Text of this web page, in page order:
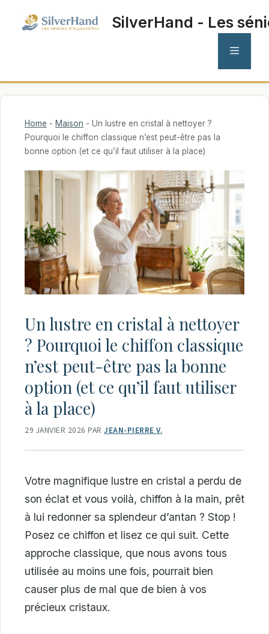
SilverHand - Les
MENU
Home - Maison - Un lustre en cristal à nettoyer ?
Pourquoi le chiffon classique n’est peut-être pas la
bonne option (et ce qu’il faut utiliser à la place)
Un lustre en cristal à nettoyer
? Pourquoi le chiffon classique
n’est peut-être pas la bonne
option (et ce qu’il faut utiliser
à la place)
29 JANVIER 2026 PAR JEAN-PIERRE V.
Votre magnifique lustre en cristal a perdu de
son éclat et vous voilà, chiffon à la main, prêt
à lui redonner sa splendeur d’antan ? Stop !
Posez ce chiffon et lisez ce qui suit. Cette
approche classique, que nous avons tous
utilisée au moins une fois, pourrait bien
causer plus de mal que de bien à vos
précieux cristaux.